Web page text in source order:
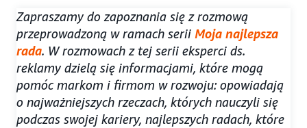
Zapraszamy do zapoznania się z rozmową
przeprowadzoną w ramach serii Moja najlepsza
rada. W rozmowach z tej serii eksperci ds.
reklamy dzielą się informacjami, które mogą
pomóc markom i firmom w rozwoju: opowiadają
o najważniejszych rzeczach, których nauczyli się
podczas swojej kariery, najlepszych radach, które